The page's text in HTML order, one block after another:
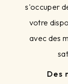
s'occuper
votre
avec des
Des